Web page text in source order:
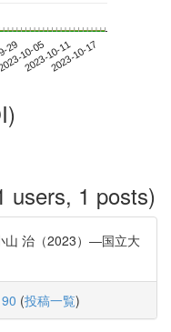
2910-05
2023-10-112023-10-17
users, 1 posts)
山 治（2023）―国立大
(投稿一覧)